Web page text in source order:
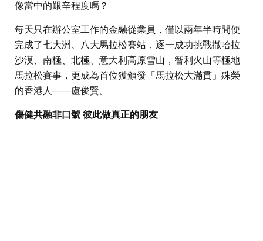
像當中的艱辛程度嗎？
每天只在辦公室工作的金融從業員，僅以兩年半時間便
完成了七大洲、八大馬拉松賽站，逐一成功挑戰撒哈拉
沙漠、南極、北極、意大利高原雪山，智利火山等極地
馬拉松賽事，更成為首位獲頒發「馬拉松大滿貫」殊榮
的香港人——盧俊賢。
傷健共融非口號 彼此做真正的朋友